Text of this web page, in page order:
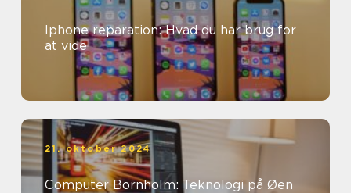
Iphone reparation: Hvad du har brug for
at vide
21. oktober 2024
Computer Bornholm: Teknologi på Øen